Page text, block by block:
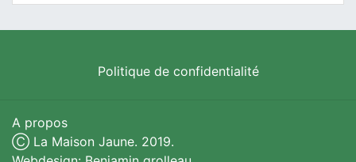
Politique de confidentialité
A propos
Ⓒ La Maison Jaune. 2019.